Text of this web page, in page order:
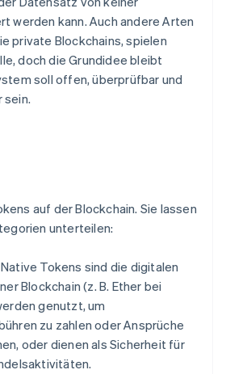
werden kann. Auch andere Arten
private Blockchains, spielen
doch die Grundidee bleibt
soll offen, überprüfbar und
sein.
auf der Blockchain. Sie lassen
unterteilen:
Native Tokens sind die digitalen
Blockchain (z. B. Ether bei
genutzt, um
zu zahlen oder Ansprüche
oder dienen als Sicherheit für